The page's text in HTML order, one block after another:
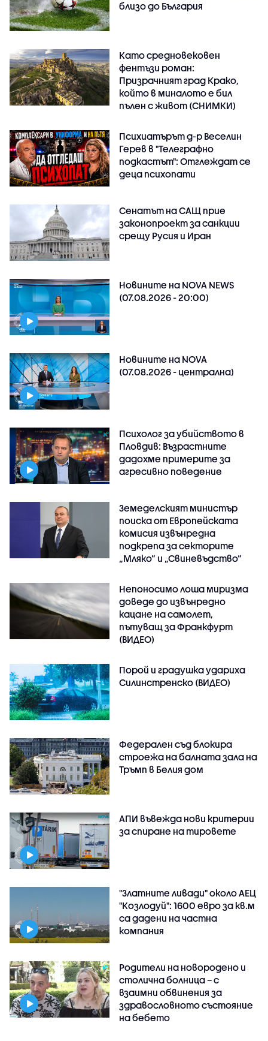
близо до България
Като средновековен
фентъзи роман:
Призрачният град Крако,
който в миналото е бил
пълен с живот (СНИМКИ)
Психиатърът д-р Веселин
Герев в "Телеграфно
подкастът": Отглеждат се
деца психопати
Сенатът на САЩ прие
законопроект за санкции
срещу Русия и Иран
Новините на NOVA NEWS
(07.08.2026 - 20:00)
Новините на NOVA
(07.08.2026 - централна)
Психолог за убийството в
Пловдив: Възрастните
дадохме примерите за
агресивно поведение
Земеделският министър
поиска от Европейската
комисия извънредна
подкрепа за секторите
„Мляко“ и „Свиневъдство“
Непоносимо лоша миризма
доведе до извънредно
кацане на самолет,
пътуващ за Франкфурт
(ВИДЕО)
Порой и градушка удариха
Силинстренско (ВИДЕО)
Федерален съд блокира
строежа на балната зала на
Тръмп в Белия дом
АПИ въвежда нови критерии
за спиране на тировете
"Златните ливади" около АЕЦ
"Козлодуй": 1600 евро за кв.м
са дадени на частна
компания
Родители на новородено и
столична болница – с
взаимни обвинения за
здравословното състояние
на бебето